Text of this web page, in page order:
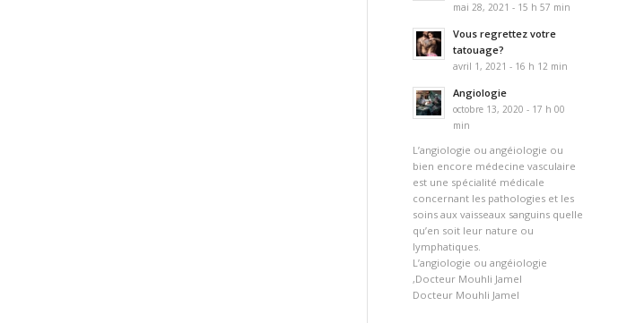
mai 28, 2021 - 15 h 57 min
Vous regrettez votre
tatouage?
avril 1, 2021 - 16 h 12 min
Angiologie
octobre 13, 2020 - 17 h 00
min
L’angiologie ou angéiologie ou
bien encore médecine vasculaire
est une spécialité médicale
concernant les pathologies et les
soins aux vaisseaux sanguins quelle
qu’en soit leur nature ou
lymphatiques.
L’angiologie ou angéiologie
,Docteur Mouhli Jamel
Docteur Mouhli Jamel